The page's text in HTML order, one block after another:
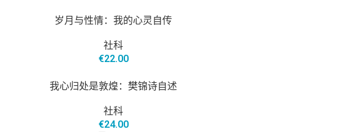
岁月与性情：我的心灵自传
社科
€22.00
我心归处是敦煌：樊锦诗自述
社科
€24.00